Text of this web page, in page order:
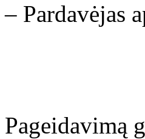
– Pardavėjas
Pageidavimą